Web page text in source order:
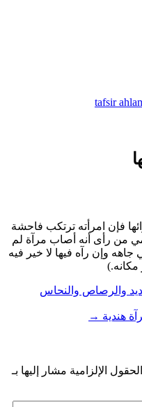
فإن امرأته ترتكب فاحشة
من رأى أنه أصاب مرآة لم
جاهه وإن رآه فيها لا خير فيه
والرصاص والنحاس
هندية →
الحقول الإلزامية مشار إليها بـ